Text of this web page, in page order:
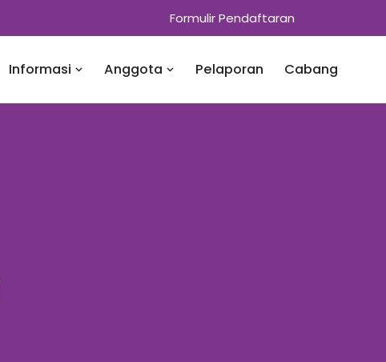
Formulir Pendaftaran
Informasi Anggota Pelaporan Cabang